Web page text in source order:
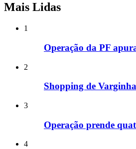
Mais Lidas
1
Operação da PF
2
Shopping de
3
Operação prende
4